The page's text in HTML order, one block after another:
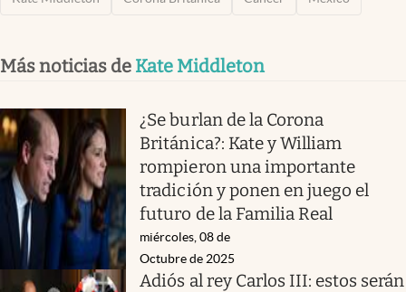
Más noticias de Kate Middleton
¿Se burlan de la Corona
Británica?: Kate y William
rompieron una importante
tradición y ponen en juego el
futuro de la Familia Real
miércoles, 08 de
Octubre de 2025
Adiós al rey Carlos III: estos serán